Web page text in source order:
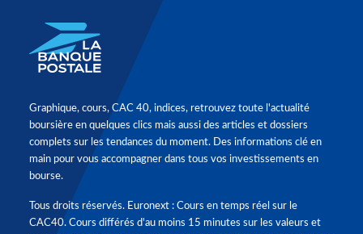
Graphique, cours, CAC 40, indices, retrouvez toute l'actualité
boursière en quelques clics mais aussi des articles et dossiers
complets sur les tendances du moment. Des informations clé en
main pour vous accompagner dans tous vos investissements en
bourse.
Tous droits réservés. Euronext : Cours en temps réel sur le
CAC40. Cours différés d'au moins 15 minutes sur les valeurs et